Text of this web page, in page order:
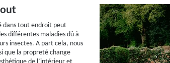
dans tout endroit peut
différentes maladies dû à
insectes. A part cela, nous
que la propreté change